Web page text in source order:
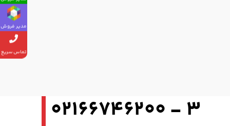
3 - 02166746200
مدیر فروش
تماس سریع